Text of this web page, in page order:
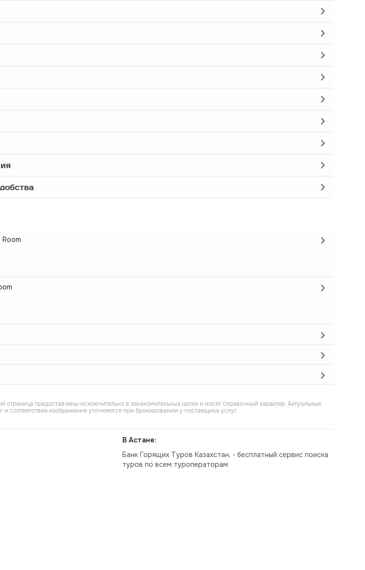
предоставлены исключительно в ознакомительных целях и носят справочный характер. Актуальные
и соответствие изображения уточняются при бронировании у поставщика услуг.
В Астане:
Банк Горящих Туров Казахстан, - бесплатный сервис поиска
туров по всем туроператорам